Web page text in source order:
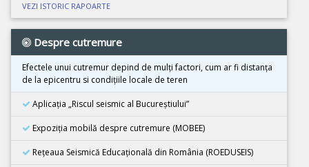
08 Aprilie 2026
Cutremur M4.0, Zona seismica Vrancea
01 Aprilie 2026
Cutremur M7.4, Marea Molucca, Indonezia
30 Martie 2026
Cutremur M7.3, Vanuatu
24 Martie 2026
VEZI ISTORIC RAPOARTE
Despre cutremure
Efectele unui cutremur depind de mulţi factori, cum ar fi distanţa
de la epicentru si condiţiile locale de teren
Aplicația „Riscul seismic al Bucureștiului”
Expoziţia mobilă despre cutremure (MOBEE)
Rețeaua Seismică Educațională din România (ROEDUSEIS)